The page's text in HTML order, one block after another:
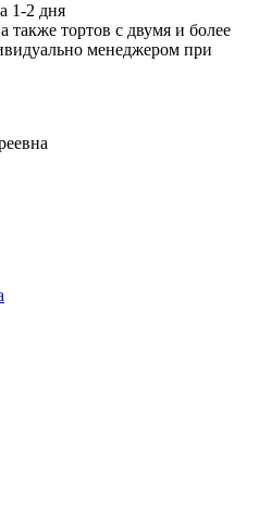
1-2 дня
также тортов с двумя и более
менеджером при